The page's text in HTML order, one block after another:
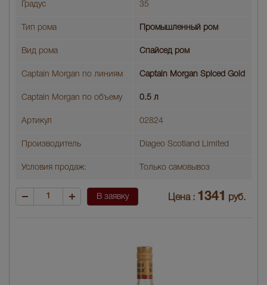
Градус 35
Тип рома Промышленный ром
Вид рома Спайсед ром
Captain Morgan по линиям Captain Morgan Spiced Gold
Captain Morgan по объему 0.5 л
Артикул 02824
Производитель Diageo Scotland Limited
Условия продаж: Только самовывоз
В заявку Цена : 1341 руб.